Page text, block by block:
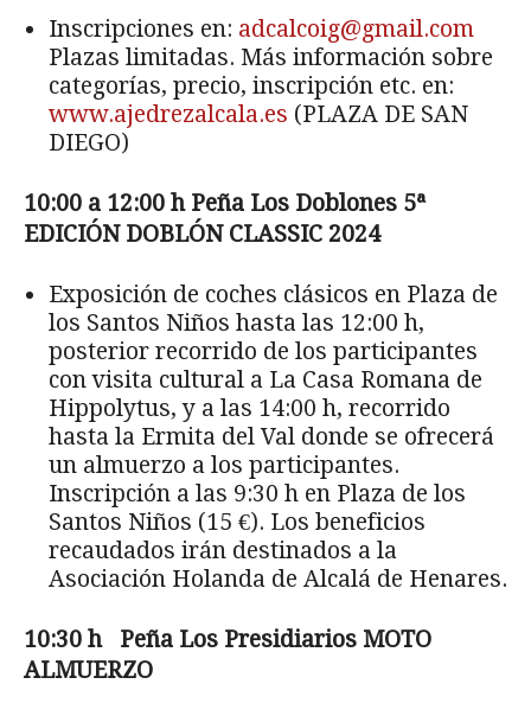
Inscripciones en: adcalcoig@gmail.com
Plazas limitadas. Más información sobre
ca­tegorías, precio, inscripción etc. en:
www.ajedrezalcala.es (PLAZA DE SAN
DIEGO)
10:00 a 12:00 h Peña Los Doblones 5ª
EDICIÓN DOBLÓN CLASSIC 2024
Exposición de coches clásicos en Plaza de
los Santos Niños hasta las 12:00 h,
posterior recorrido de los participantes
con visita cultural a La Casa Romana de
Hippolytus, y a las 14:00 h, recorrido
hasta la Ermita del Val donde se ofrecerá
un almuerzo a los par­ticipantes.
Inscripción a las 9:30 h en Plaza de los
Santos Niños (15 €). Los beneficios
recaudados irán destinados a la
Asociación Holanda de Alcalá de Henares.
10:30 h Peña Los Presidiarios MOTO
ALMUERZO